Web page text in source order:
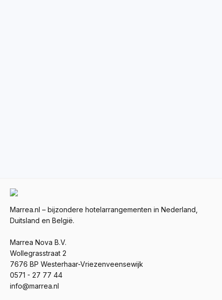
Marrea.nl – bijzondere hotelarrangementen in Nederland,
Duitsland en België.
Marrea Nova B.V.
Wollegrasstraat 2
7676 BP Westerhaar-Vriezenveensewijk
0571 - 27 77 44
info@marrea.nl